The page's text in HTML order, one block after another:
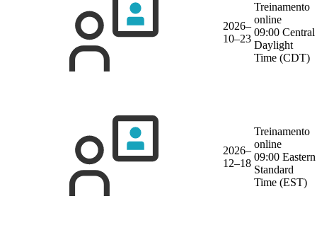
2026–
10–23
Treinamento
online
09:00 Central
Daylight
Time (CDT)
2026–
12–18
Treinamento
online
09:00 Eastern
Standard
Time (EST)